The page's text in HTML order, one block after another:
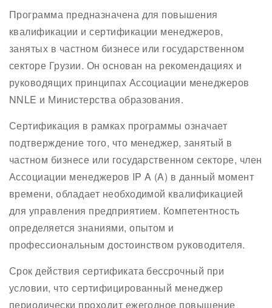
Программа предназначена для повышения
квалификации и сертификации менеджеров,
занятых в частном бизнесе или государственном
секторе Грузии. Он основан на рекомендациях и
руководящих принципах Ассоциации менеджеров
NNLE и Министерства образования.
Сертификация в рамках программы означает
подтверждение того, что менеджер, занятый в
частном бизнесе или государственном секторе, член
Ассоциации менеджеров IP A (A) в данный момент
времени, обладает необходимой квалификацией
для управления предприятием. Компетентность
определяется знаниями, опытом и
профессиональным достоинством руководителя.
Срок действия сертификата бессрочный при
условии, что сертифицированный менеджер
периодически проходит ежегодное повышение